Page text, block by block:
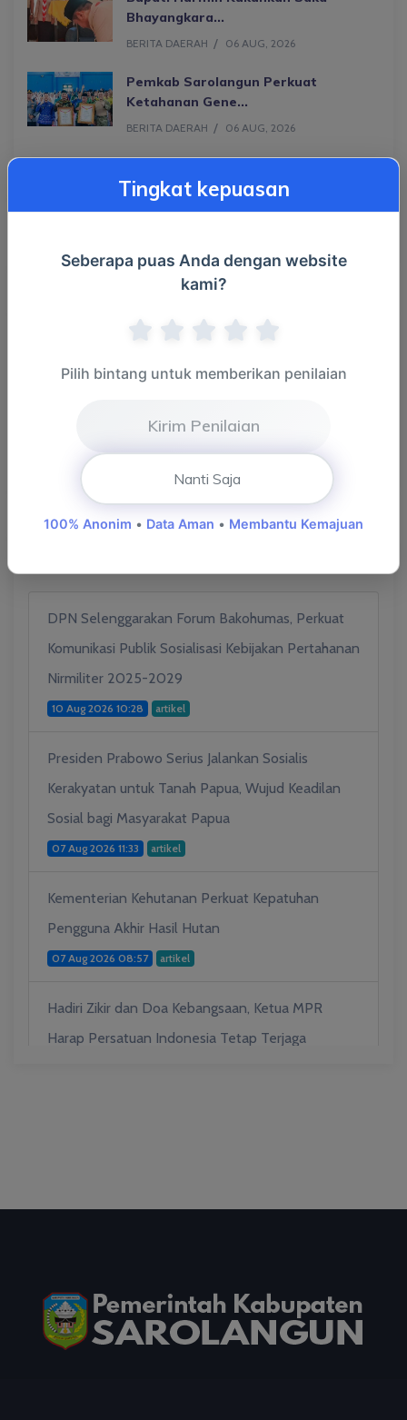
Bhayangkara...
BERITA DAERAH 06 AUG, 2026
Pemkab Sarolangun Perkuat
Ketahanan Gene...
BERITA DAERAH 06 AUG, 2026
Kategori
Berita Daerah (1866)
Mtq Ke-52 Provinsi Jambi
Sarolangun Layak Anak
DPN Selenggarakan Forum Bakohumas, Perkuat
Komunikasi Publik Sosialisasi Kebijakan Pertahanan
Nirmiliter 2025-2029
10 Aug 2026 10:28 artikel
Presiden Prabowo Serius Jalankan Sosialis
Kerakyatan untuk Tanah Papua, Wujud Keadilan
Sosial bagi Masyarakat Papua
07 Aug 2026 11:33 artikel
Kementerian Kehutanan Perkuat Kepatuhan
Pengguna Akhir Hasil Hutan
07 Aug 2026 08:57 artikel
Hadiri Zikir dan Doa Kebangsaan, Ketua MPR
Harap Persatuan Indonesia Tetap Terjaga
03 Aug 2026 09:53 artikel
Menghadiahkan Kemerdekaan
03 Aug 2026 09:49 artikel
Tingkat kepuasan
Seberapa puas Anda dengan website
kami?
Pilih bintang untuk memberikan penilaian
Kirim Penilaian
Nanti Saja
100% Anonim • Data Aman • Membantu Kemajuan